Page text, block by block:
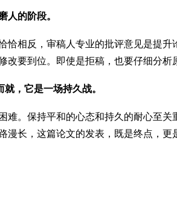
人的阶段。
相反，审稿人专业的批评意见是提
要到位。即使是拒稿，也要仔细分
，它是一场持久战。
。保持平和的心态和持久的耐心至
长，这篇论文的发表，既是终点，更